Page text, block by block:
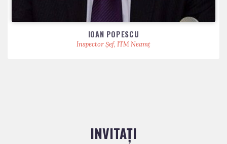
IOAN POPESCU
Inspector Șef, ITM Neamț
INVITAȚI